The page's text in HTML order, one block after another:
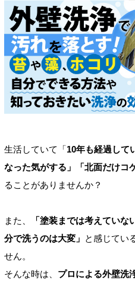
生活していて「10年も経過して
なった気がする」「北面だけコ
ることがありませんか？
また、
「塗装までは考えてい
分で洗うのは大変」 と感じてい
せん。
そんな時は、 プロによる外壁洗